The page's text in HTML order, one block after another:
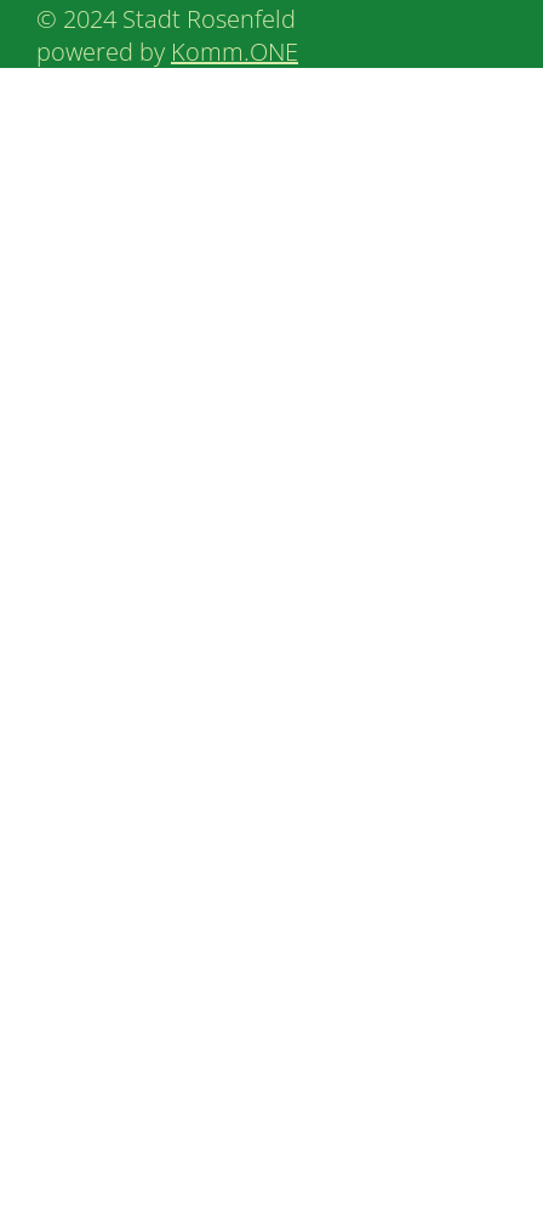
© 2024 Stadt Rosenfeld
powered by Komm.ONE